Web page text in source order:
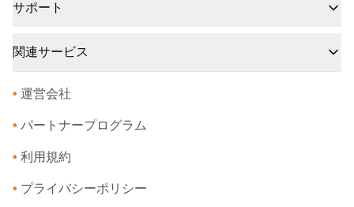
サポート
関連サービス
• 運営会社
• パートナープログラム
• 利用規約
• プライバシーポリシー